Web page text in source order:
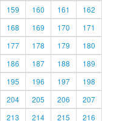
159 160 161
162
168 169 170
171
177 178 179
180
186 187 188
189
195 196 197
198
204 205 206
207
213 214 215
216